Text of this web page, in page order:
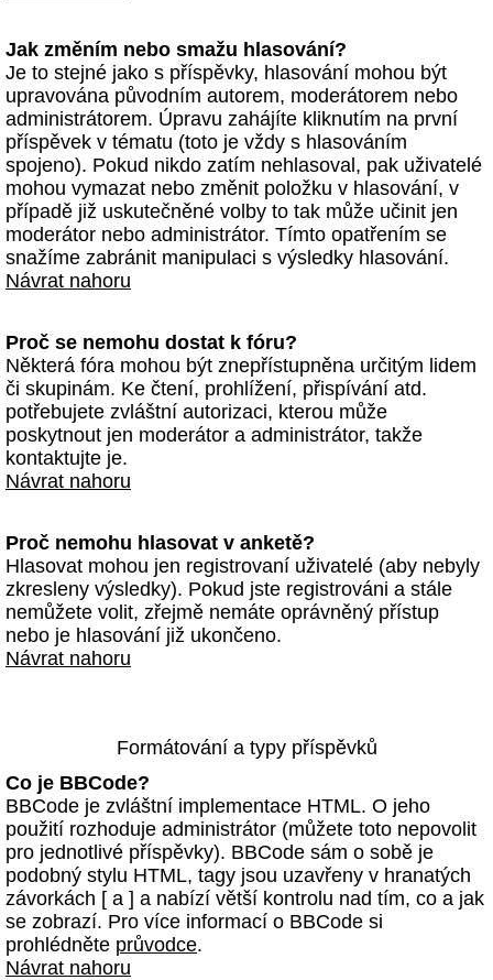
Jak změním nebo smažu hlasování?
Je to stejné jako s příspěvky, hlasování mohou být
upravována původním autorem, moderátorem nebo
administrátorem. Úpravu zahájíte kliknutím na první
příspěvek v tématu (toto je vždy s hlasováním
spojeno). Pokud nikdo zatím nehlasoval, pak uživatelé
mohou vymazat nebo změnit položku v hlasování, v
případě již uskutečněné volby to tak může učinit jen
moderátor nebo administrátor. Tímto opatřením se
snažíme zabránit manipulaci s výsledky hlasování.
Návrat nahoru
Proč se nemohu dostat k fóru?
Některá fóra mohou být znepřístupněna určitým lidem
či skupinám. Ke čtení, prohlížení, přispívání atd.
potřebujete zvláštní autorizaci, kterou může
poskytnout jen moderátor a administrátor, takže
kontaktujte je.
Návrat nahoru
Proč nemohu hlasovat v anketě?
Hlasovat mohou jen registrovaní uživatelé (aby nebyly
zkresleny výsledky). Pokud jste registrováni a stále
nemůžete volit, zřejmě nemáte oprávněný přístup
nebo je hlasování již ukončeno.
Návrat nahoru
Formátování a typy příspěvků
Co je BBCode?
BBCode je zvláštní implementace HTML. O jeho
použití rozhoduje administrátor (můžete toto nepovolit
pro jednotlivé příspěvky). BBCode sám o sobě je
podobný stylu HTML, tagy jsou uzavřeny v hranatých
závorkách [ a ] a nabízí větší kontrolu nad tím, co a jak
se zobrazí. Pro více informací o BBCode si
prohlédněte průvodce.
Návrat nahoru